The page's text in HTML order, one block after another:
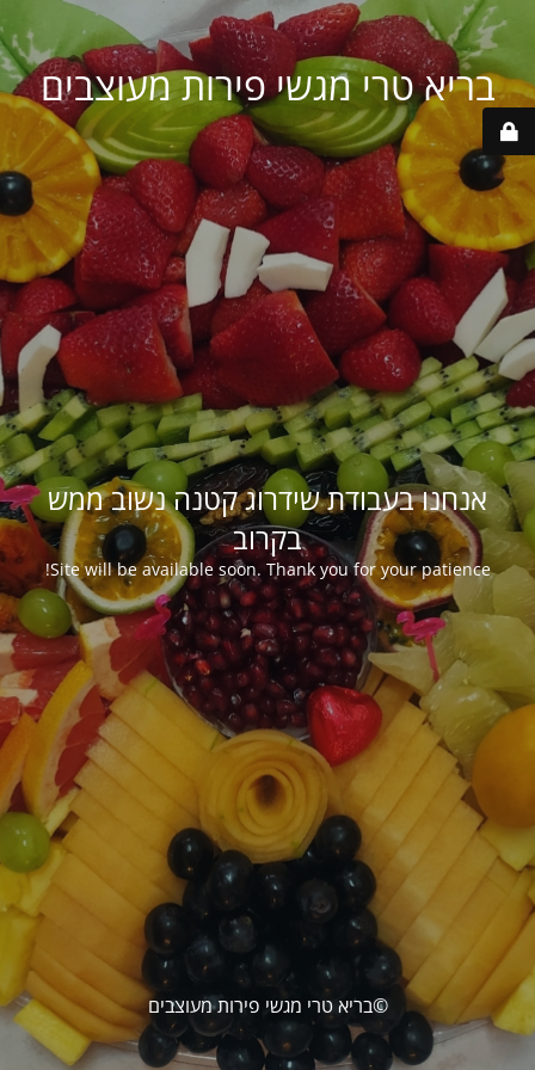
בריא טרי מגשי פירות מעוצבים
אנחנו בעבודת שידרוג קטנה נשוב ממש
בקרוב
Site will be available soon. Thank you for your patience!
©בריא טרי מגשי פירות מעוצבים